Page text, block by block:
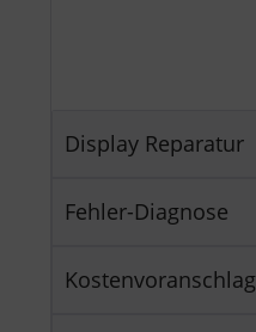
Display Reparatur
Fehler-Diagnose